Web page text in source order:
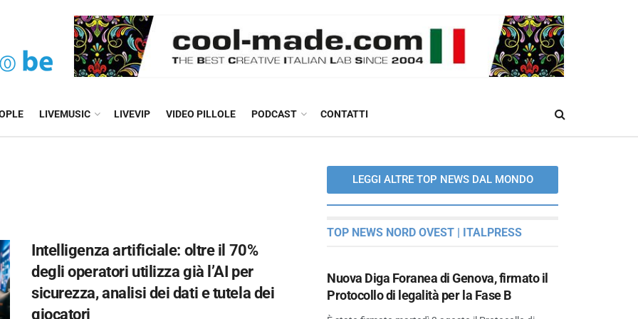
LIVEMUSIC LIVEVIP VIDEO PILLOLE PODCAST CONTATTI
Intelligenza artificiale: oltre il 70%
degli operatori utilizza già l’AI per
sicurezza, analisi dei dati e tutela dei
giocatori
LEGGI ALTRE TOP NEWS DAL MONDO
TOP NEWS NORD OVEST | ITALPRESS
Nuova Diga Foranea di Genova, firmato il
Protocollo di legalità per la Fase B